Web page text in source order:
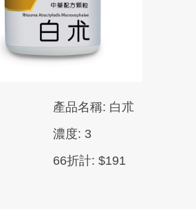
產品名稱: 白朮
濃度: 3
66折計: $191